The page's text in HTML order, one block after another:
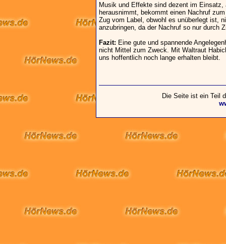
Musik und Effekte sind dezent im
herausnimmt, bekommt einen Nachruf
Zug vom Label, obwohl es unüberlegt ist,
anzubringen, da der Nachruf so nur durch
Fazit: Eine gute und spannende
nicht Mittel zum Zweck. Mit Waltraut
uns hoffentlich noch lange erhalten bleibt.
Die Seite ist ein Teil